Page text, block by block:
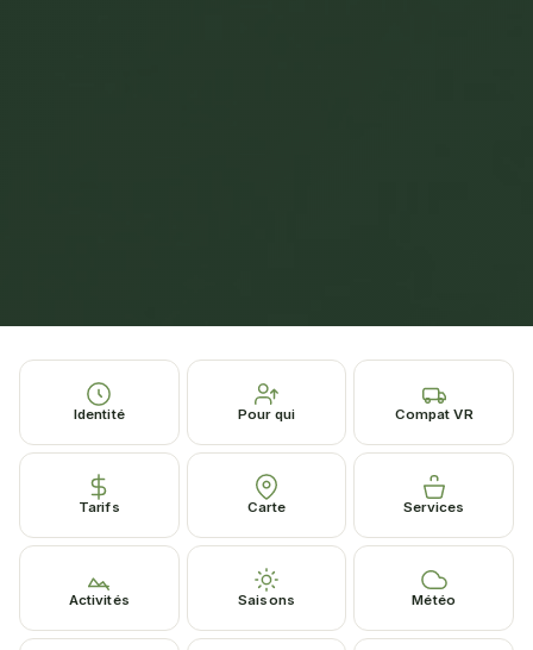
Identité Pour qui Compat VR
Tarifs Carte Services
Activités Saisons Météo